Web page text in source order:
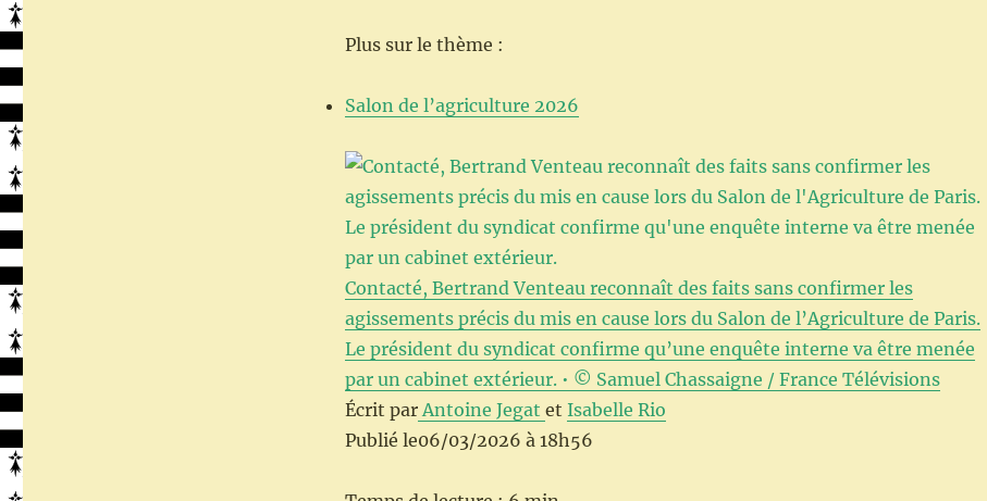
Plus sur le thème :
Salon de l’agriculture 2026
Contacté, Bertrand Venteau reconnaît des faits sans confirmer les
agissements précis du mis en cause lors du Salon de l’Agriculture de Paris.
Le président du syndicat confirme qu’une enquête interne va être menée
par un cabinet extérieur. • © Samuel Chassaigne / France Télévisions
Écrit parAntoine Jegat et Isabelle Rio
Publié le06/03/2026 à 18h56